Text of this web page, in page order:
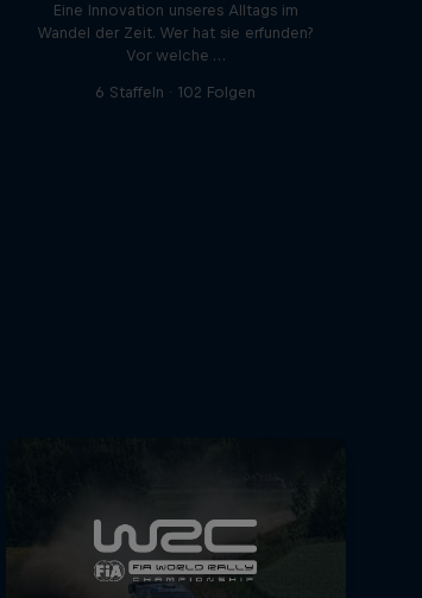
Eine Innovation unseres Alltags im
Wandel der Zeit. Wer hat sie erfunden?
Vor welche …
6 Staffeln · 102 Folgen